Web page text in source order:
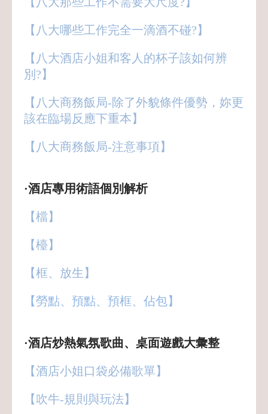
【八大哪些工作完全一滴酒不碰?】
【八大酒店小姐和客人的杯子該如何辨
別?】
【八大商務飯局-除了外貌條件優勢，妳更
該在臨場反應下重本】
【八大商務飯局-注意事項】
·酒店專用術語個別解析
【檔】
【檯】
【框、放生】
【勞點、預點、預框、佔包】
·酒店炒熱氣氛歌曲、桌面遊戲大彙整
【酒店小姐口袋必備歌單】
【吹牛-規則與玩法】